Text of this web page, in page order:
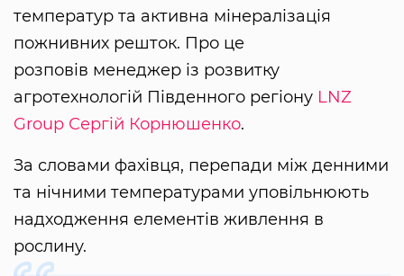
температур та активна мінералізація
пожнивних решток. Про це
розповів менеджер із розвитку
агротехнологій Південного регіону LNZ
Group Сергій Корнюшенко.
За словами фахівця, перепади між денними
та нічними температурами уповільнюють
надходження елементів живлення в
рослину.